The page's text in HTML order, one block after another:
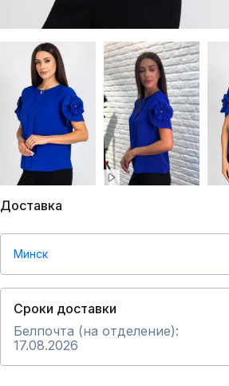
Доставка
Минск
Сроки доставки
Белпочта (на отделение):
17.08.2026